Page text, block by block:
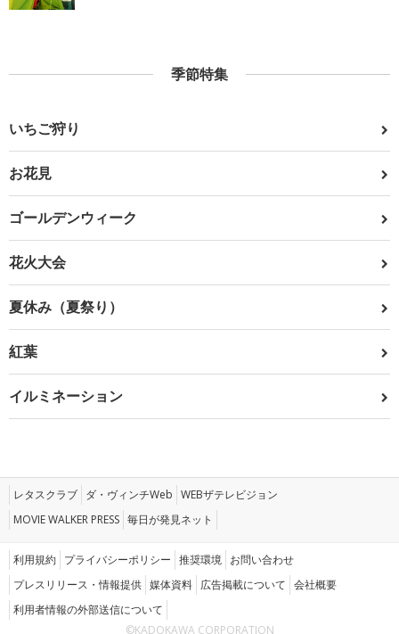
季節特集
いちご狩り
お花見
ゴールデンウィーク
花火大会
夏休み（夏祭り）
紅葉
イルミネーション
レタスクラブ ダ・ヴィンチWeb WEBザテレビジョン
MOVIE WALKER PRESS 毎日が発見ネット
利用規約 プライバシーポリシー 推奨環境 お問い合わせ
プレスリリース・情報提供 媒体資料 広告掲載について 会社概要
利用者情報の外部送信について
©KADOKAWA CORPORATION